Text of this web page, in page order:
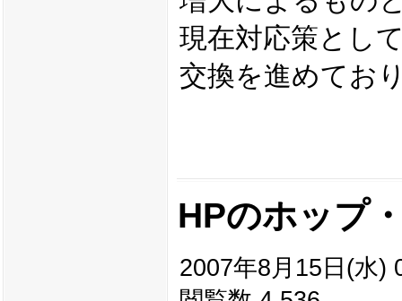
現在対応策とし
交換を進めてお
HPのホップ
2007年8月15日(水)